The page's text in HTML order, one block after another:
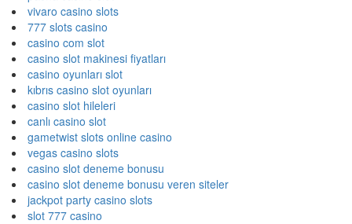
vivaro casino slots
777 slots casino
casino com slot
casino slot makinesi fiyatları
casino oyunları slot
kıbrıs casino slot oyunları
casino slot hileleri
canlı casino slot
gametwist slots online casino
vegas casino slots
casino slot deneme bonusu
casino slot deneme bonusu veren siteler
jackpot party casino slots
slot 777 casino